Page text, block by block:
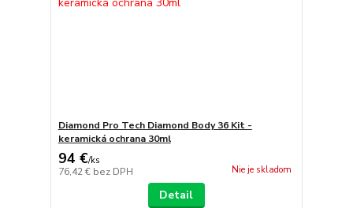
Diamond Pro Tech Diamond Body 36 Kit -
keramická ochrana 30ml
94 €/ks
76,42 € bez DPH Nie je skladom
Detail